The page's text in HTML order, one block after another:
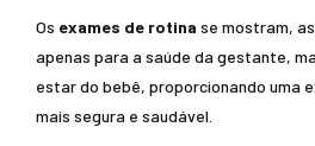
Os exames de rotina se mostram,
apenas para a saúde da gestante,
estar do bebê, proporcionando uma
mais segura e saudável.